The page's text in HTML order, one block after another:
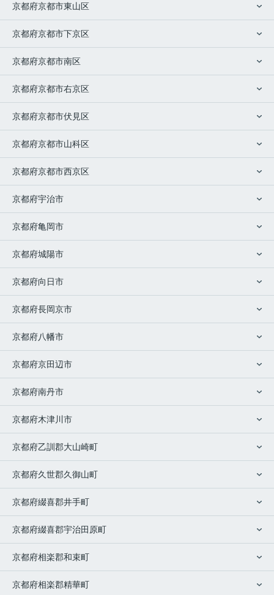
京都府京都市東山区
京都府京都市下京区
京都府京都市南区
京都府京都市右京区
京都府京都市伏見区
京都府京都市山科区
京都府京都市西京区
京都府宇治市
京都府亀岡市
京都府城陽市
京都府向日市
京都府長岡京市
京都府八幡市
京都府京田辺市
京都府南丹市
京都府木津川市
京都府乙訓郡大山崎町
京都府久世郡久御山町
京都府綴喜郡井手町
京都府綴喜郡宇治田原町
京都府相楽郡和束町
京都府相楽郡精華町